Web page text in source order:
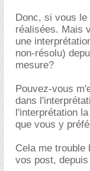
Donc, si vous
réalisées. Mais
une
non-résolu)
mesure?
Pouvez-vous
dans
l'interprétation
que vous y
Cela me trouble
vos post,